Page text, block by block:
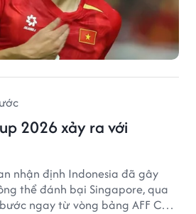
2026 xảy ra với
nhận định Indonesia đã gây
thể đánh bại Singapore, qua
ngay từ vòng bảng AFF Cup